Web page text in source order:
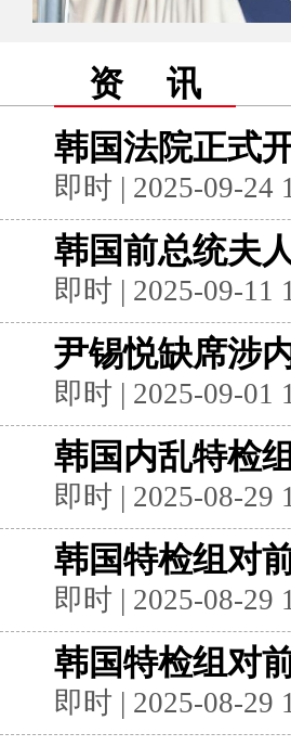
资 讯
韩国法院正式
即时 | 2025-09-24
韩国前总统夫
即时 | 2025-09-11
尹锡悦缺席涉
即时 | 2025-09-01
韩国内乱特检
即时 | 2025-08-29
韩国特检组对
即时 | 2025-08-29
韩国特检组对
即时 | 2025-08-29